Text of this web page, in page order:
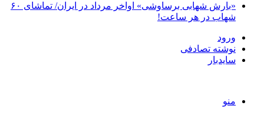
«بارش شهابی برساوشی» اواخر مرداد در ایران/ تماشای ۶۰
شهاب در هر ساعت!
ورود
نوشته تصادفی
سایدبار
منو